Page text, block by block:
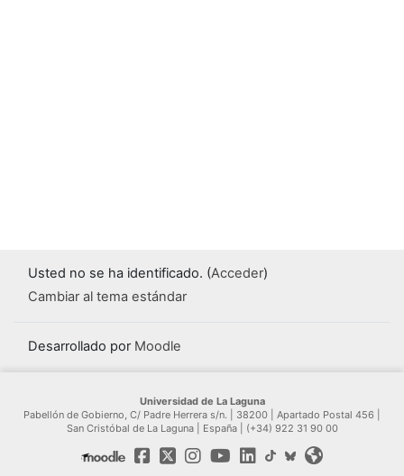
Usted no se ha identificado. (Acceder)
Cambiar al tema estándar
Desarrollado por Moodle
Universidad de La Laguna
Pabellón de Gobierno, C/ Padre Herrera s/n. | 38200 | Apartado Postal 456 |
San Cristóbal de La Laguna | España | (+34) 922 31 90 00